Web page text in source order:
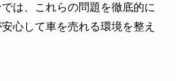
は、これらの問題を徹底的に
心して車を売れる環境を整え